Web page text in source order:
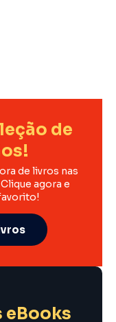
de
de livros nas
agora e
eBooks